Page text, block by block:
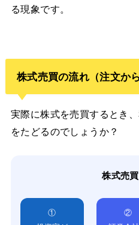
る現象です。
株式売買の流れ（注文か
実際に株式を売買するとき
をたどるのでしょうか？
株式売
①
②